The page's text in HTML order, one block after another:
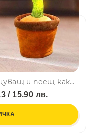
Уникалният Алехандро: танцуващ и пеещ кактус - повтаря, пее песни, свети и танцува
/ 15.90 лв.